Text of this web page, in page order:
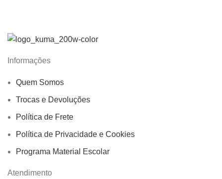
Informações
Quem Somos
Trocas e Devoluções
Política de Frete
Política de Privacidade e Cookies
Programa Material Escolar
Atendimento